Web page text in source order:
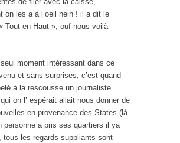
on les a à l’oeil hein ! il a dit le
Tout en Haut », ouf nous voilà
moment intéressant dans ce
et sans surprises, c’est quand
à la rescousse un journaliste
on l’ espérait allait nous donner de
en provenance des States (là
personne a pris ses quartiers il ya
tous les regards suppliants sont